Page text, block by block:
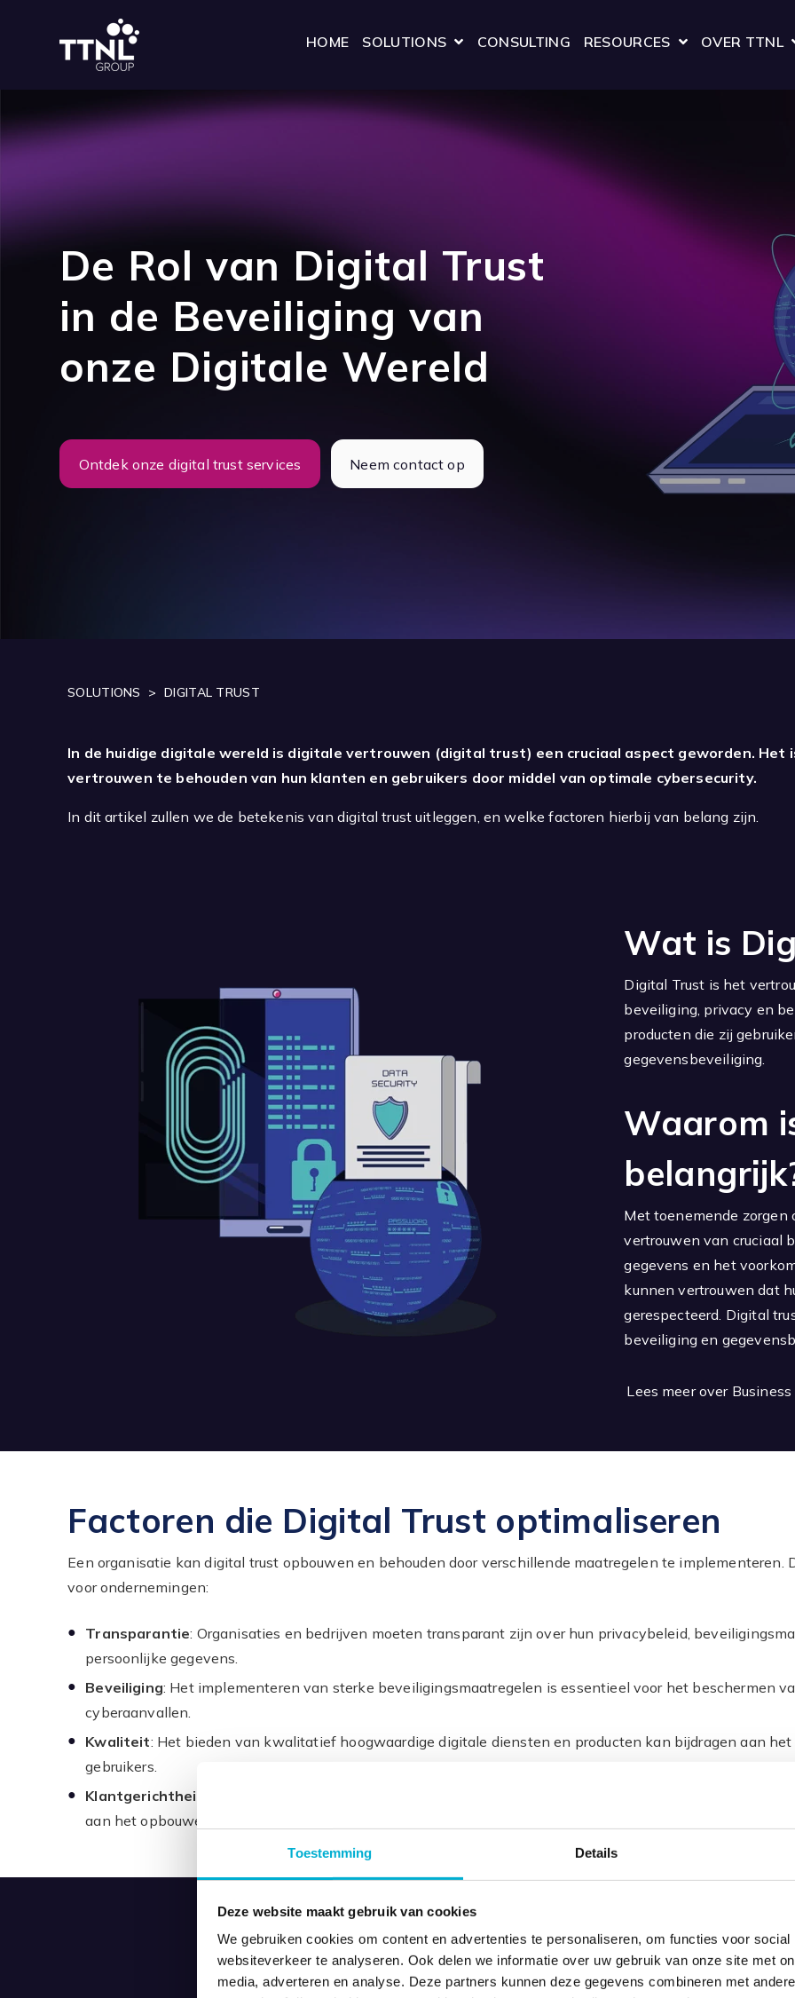
Toestemming Details
Deze website maakt gebruik van cookies
We gebruiken cookies om content en advertenties te personaliseren, om functies voor social
websiteverkeer te analyseren. Ook delen we informatie over uw gebruik van onze site met
media, adverteren en analyse. Deze partners kunnen deze gegevens combineren met
HOME SOLUTIONS
SHOW SUBMENU FOR SOLUTIONS
CONSULTING RESOURCES
SHOW
OVER TTNL
De Rol van Digital Trust
in de Beveiliging van
onze Digitale Wereld
Ontdek onze digital trust services Neem contact op
SOLUTIONS >DIGITAL TRUST
In de huidige digitale wereld is digitale vertrouwen (digital trust) een cruciaal aspect geworden. Het
vertrouwen te behouden van hun klanten en gebruikers door middel van optimale cybersecurity.
In dit artikel zullen we de betekenis van digital trust uitleggen, en welke factoren hierbij van belang zijn.
Wat is
Digital Trust is het
beveiliging, privacy en
producten die zij
gegevensbeveiliging.
Waarom
Met toenemende zorgen
vertrouwen van cruciaal
gegevens en het
kunnen vertrouwen dat
gerespecteerd. Digital
beveiliging en
Lees meer over
Factoren die Digital Trust optimaliseren
Een organisatie kan digital trust opbouwen en behouden door verschillende maatregelen te implementeren.
voor ondernemingen:
Transparantie: Organisaties en bedrijven moeten transparant zijn over hun privacybeleid,
persoonlijke gegevens.
Beveiliging: Het implementeren van sterke beveiligingsmaatregelen is essentieel voor het beschermen
cyberaanvallen.
Kwaliteit: Het bieden van kwalitatief hoogwaardige digitale diensten en producten kan bijdragen aan
gebruikers.
Klantgerichtheid
: Het begrijpen van de behoeften en wensen van klanten en gebruikers en het bieden
aan het opbouwen van vertrouwen.
Digital trust is een